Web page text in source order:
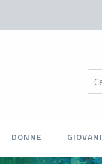
DONNE GIOVANI